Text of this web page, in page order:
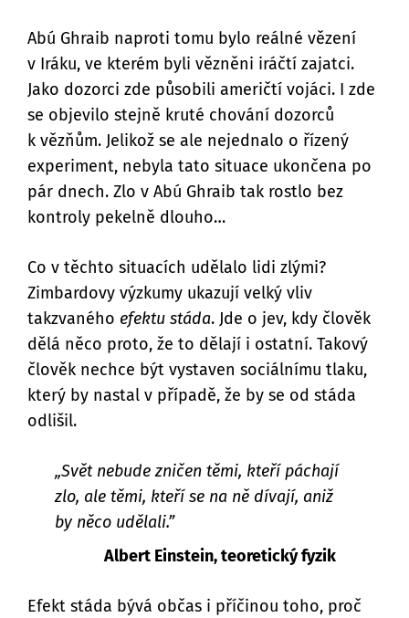
Abú Ghraib naproti tomu bylo reálné vězení
v Iráku, ve kterém byli vězněni iráčtí zajatci.
Jako dozorci zde působili američtí vojáci. I zde
se objevilo stejně kruté chování dozorců
k vězňům. Jelikož se ale nejednalo o řízený
experiment, nebyla tato situace ukončena po
pár dnech. Zlo v Abú Ghraib tak rostlo bez
kontroly pekelně dlouho…
Co v těchto situacích udělalo lidi zlými?
Zimbardovy výzkumy ukazují velký vliv
takzvaného efektu stáda. Jde o jev, kdy člověk
dělá něco proto, že to dělají i ostatní. Takový
člověk nechce být vystaven sociálnímu tlaku,
který by nastal v případě, že by se od stáda
odlišil.
„Svět nebude zničen těmi, kteří páchají
zlo, ale těmi, kteří se na ně dívají, aniž
by něco udělali.”
Albert Einstein, teoretický fyzik
Efekt stáda bývá občas i příčinou toho, proč